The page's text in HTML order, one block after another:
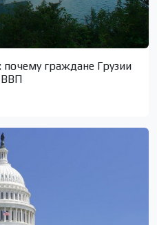
граждане Грузии
ВВП